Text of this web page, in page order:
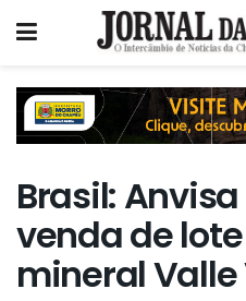
Brasil:
venda de
mineral